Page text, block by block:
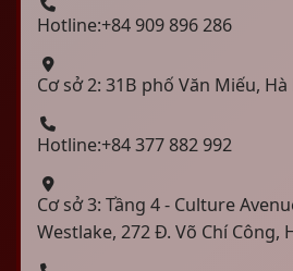
Hotline:+84 909 896 286
Cơ sở 2: 31B phố Văn Miếu, Hà
Hotline:+84 377 882 992
Cơ sở 3: Tầng 4 - Culture
Westlake, 272 Đ. Võ Chí Công,